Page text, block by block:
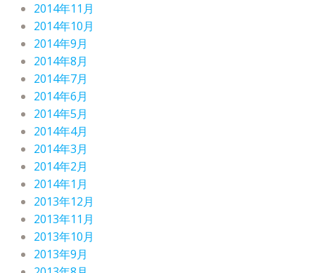
2014年11月
2014年10月
2014年9月
2014年8月
2014年7月
2014年6月
2014年5月
2014年4月
2014年3月
2014年2月
2014年1月
2013年12月
2013年11月
2013年10月
2013年9月